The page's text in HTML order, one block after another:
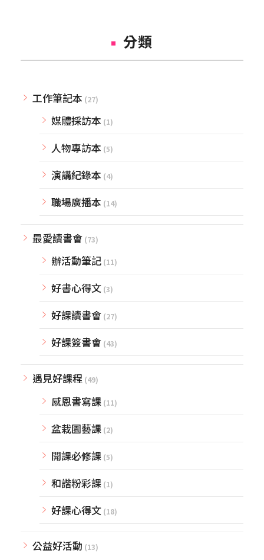
分類
工作筆記本 (27)
媒體採訪本 (1)
人物專訪本 (5)
演講紀錄本 (4)
職場廣播本 (14)
最愛讀書會 (73)
辦活動筆記 (11)
好書心得文 (3)
好課讀書會 (27)
好課簽書會 (43)
遇見好課程 (49)
感恩書寫課 (11)
盆栽園藝課 (2)
開課必修課 (5)
和諧粉彩課 (1)
好課心得文 (18)
公益好活動 (13)